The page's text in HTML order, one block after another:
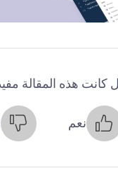
كانت هذه المقالة
نعم